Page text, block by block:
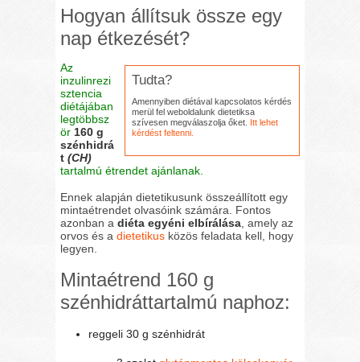
Hogyan állítsuk össze egy
nap étkezését?
Tudta?
Amennyiben diétával kapcsolatos kérdés
merül fel weboldalunk dietetiksa
szívesen megválaszolja őket. Itt lehet
kérdést feltenni.
Az
inzulinrezi
sztencia
diétájában
legtöbbsz
ör 160 g
szénhidrá
t(CH)
tartalmú étrendet ajánlanak.
Ennek alapján dietetikusunk összeállított egy
mintaétrendet olvasóink számára. Fontos
azonban adiéta egyéni elbírálása , amely az
orvos és adietetikus közös feladata kell, hogy
legyen.
Mintaétrend 160 g
szénhidráttartalmú naphoz:
reggeli 30 g szénhidrát